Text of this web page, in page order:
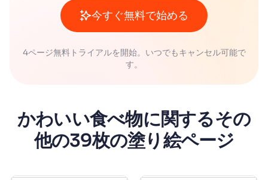
今すぐ無料で始める
4ページ無料トライアルを開始。いつでもキャンセル可能で
す。
かわいい食べ物に関するその
他の39枚の塗り絵ページ